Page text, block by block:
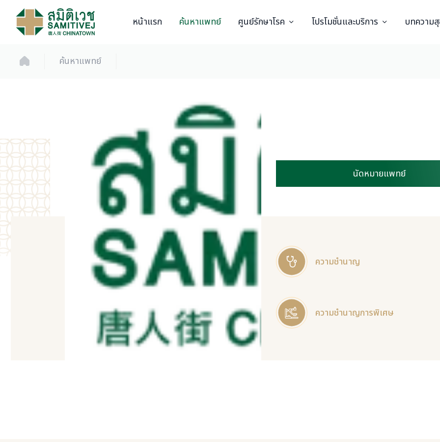
หน้าแรก ค้นหาแพทย์ ศูนย์รักษาโรค โปรโมชั่นและบริการ บทความ
ค้นหาแพทย์
นัดหมายแพทย์
ความชำนาญ
ความชำนาญการพิเศษ